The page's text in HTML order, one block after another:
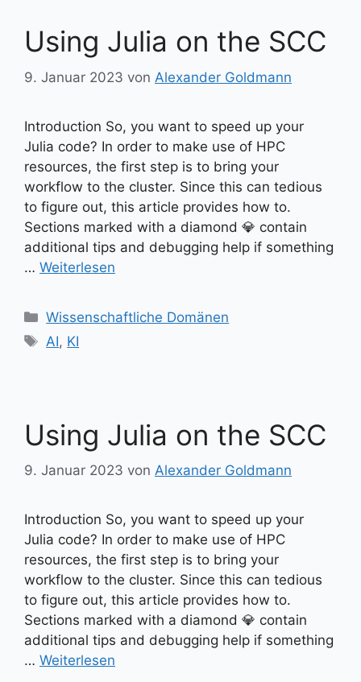
Using Julia on the SCC
9. Januar 2023 von Alexander Goldmann
Introduction So, you want to speed up your
Julia code? In order to make use of HPC
resources, the first step is to bring your
workflow to the cluster. Since this can tedious
to figure out, this article provides how to.
Sections marked with a diamond 💎 contain
additional tips and debugging help if something
… Weiterlesen
Kategorien
Wissenschaftliche Domänen
Schlagwörter
AI, KI
Using Julia on the SCC
9. Januar 2023 von Alexander Goldmann
Introduction So, you want to speed up your
Julia code? In order to make use of HPC
resources, the first step is to bring your
workflow to the cluster. Since this can tedious
to figure out, this article provides how to.
Sections marked with a diamond 💎 contain
additional tips and debugging help if something
… Weiterlesen